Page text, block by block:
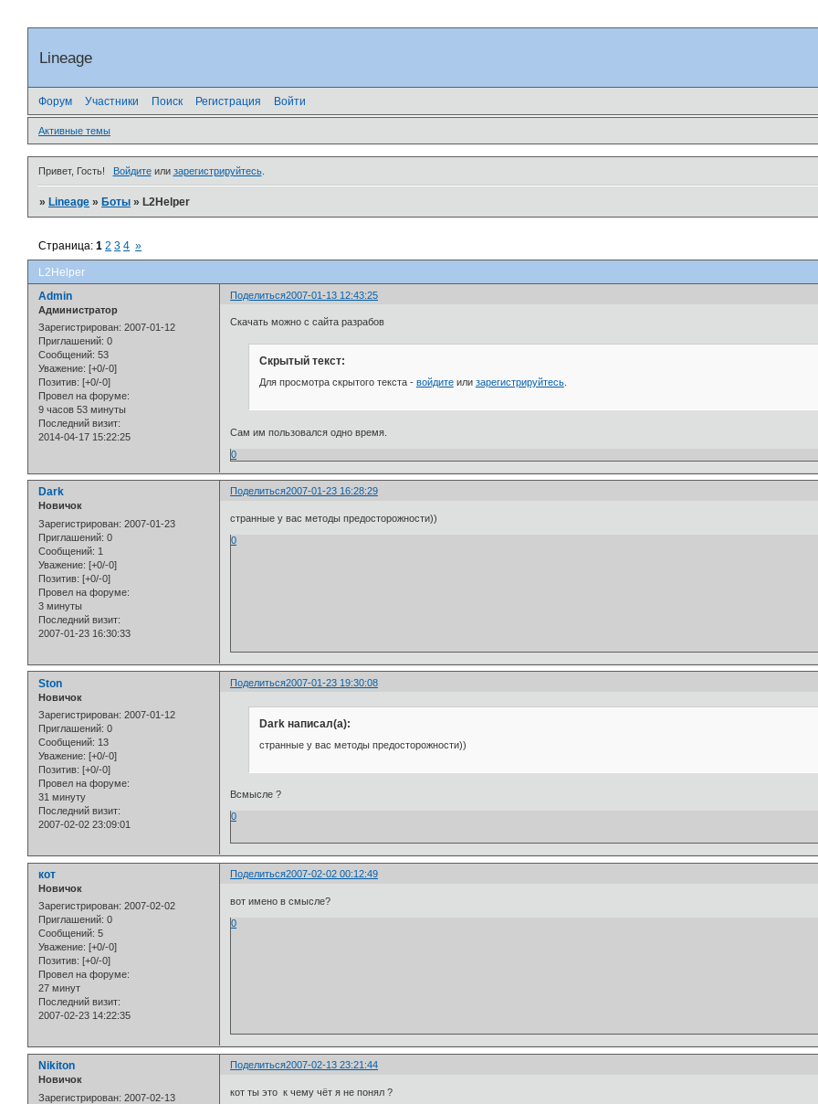
Lineage
Форум Участники Поиск Регистрация Войти
Активные темы
Привет, Гость! Войдитеили зарегистрируйтесь.
»Lineage »Боты »L2Helper
L2Helper
Страница:1 2 3 4 »
Поделиться2007-01-13 12:43:25
Admin
Администратор
Зарегистрирован: 2007-01-12
Приглашений: 0
Сообщений: 53
Уважение: [+0/-0]
Позитив: [+0/-0]
Провел на форуме:
9 часов 53 минуты
Последний визит:
2014-04-17 15:22:25
Скачать можно с сайта разрабов
Скрытый текст:
Для просмотра скрытого текста - войдитеили зарегистрируйтесь.
Сам им пользовался одно время.
0
Поделиться2007-01-23 16:28:29
Dark
Новичок
Зарегистрирован: 2007-01-23
Приглашений: 0
Сообщений: 1
Уважение: [+0/-0]
Позитив: [+0/-0]
Провел на форуме:
3 минуты
Последний визит:
2007-01-23 16:30:33
странные у вас методы предосторожности))
0
Поделиться2007-01-23 19:30:08
Ston
Новичок
Зарегистрирован: 2007-01-12
Приглашений: 0
Сообщений: 13
Уважение: [+0/-0]
Позитив: [+0/-0]
Провел на форуме:
31 минуту
Последний визит:
2007-02-02 23:09:01
Dark написал(а):
странные у вас методы предосторожности))
Всмысле ?
0
Поделиться2007-02-02 00:12:49
кот
Новичок
Зарегистрирован: 2007-02-02
Приглашений: 0
Сообщений: 5
Уважение: [+0/-0]
Позитив: [+0/-0]
Провел на форуме:
27 минут
Последний визит:
2007-02-23 14:22:35
вот имено в смысле?
0
Поделиться2007-02-13 23:21:44
Nikiton
Новичок
Зарегистрирован: 2007-02-13
кот ты это к чему чёт я не понял ?